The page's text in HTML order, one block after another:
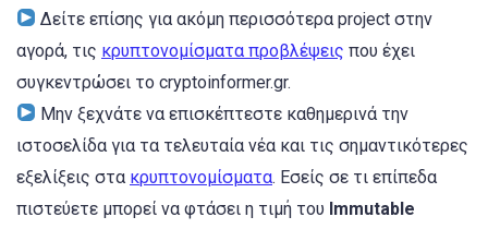
Δείτε επίσης για ακόμη περισσότερα project στην
αγορά, τις κρυπτονομίσματα προβλέψεις που έχει
συγκεντρώσει το cryptoinformer.gr.
Μην ξεχνάτε να επισκέπτεστε καθημερινά την
ιστοσελίδα για τα τελευταία νέα και τις σημαντικότερες
εξελίξεις στα κρυπτονομίσματα. Εσείς σε τι επίπεδα
πιστεύετε μπορεί να φτάσει η τιμή του Immutable